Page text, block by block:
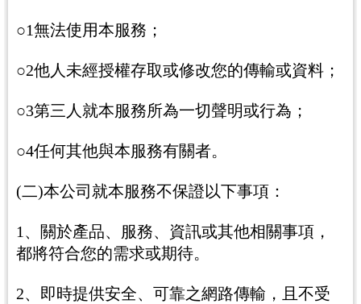
○1無法使用本服務；
○2他人未經授權存取或修改您的傳輸或資料；
○3第三人就本服務所為一切聲明或行為；
○4任何其他與本服務有關者。
(二)本公司就本服務不保證以下事項：
1、關於產品、服務、資訊或其他相關事項，
都將符合您的需求或期待。
2、即時提供安全、可靠之網路傳輸，且不受